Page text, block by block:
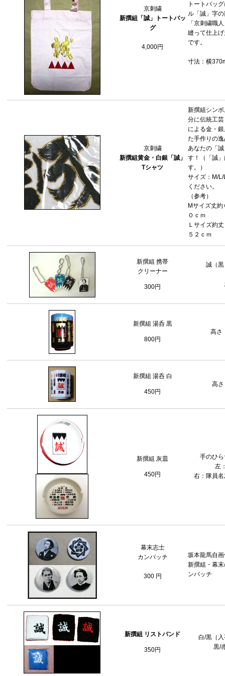
京刺繍
新撰組「誠」トートバッ
グ
4,000円
トートバッ
ル「誠」字
「京刺繍職
縫って仕上
です。
寸法：横
京刺繍
新撰組黄金・白銀「誠」
Tシャツ
新撰組シン
分に伝統工
による金・
た手作りの
あなたの「
す！（「誠
す。）
サイズ：M/
ください。
（参考）
Mサイズ丈
０ｃｍ
Ｌサイズ約
５２ｃｍ
新撰組 携帯
クリーナー
300円
誠（
新撰組 湯呑 黒
800円
高さ
新撰組 湯呑 白
450円
高
新撰組 灰皿
450円
手のひ
左
右：隊員
幕末志士
カンバッチ
300 円
坂本龍馬自
新撰組・幕
ンバッチ
新撰組 リストバンド
350円
白/黒（
黒/